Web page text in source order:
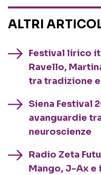
ALTRI
Festival lirico
Ravello,
tra tradizione
Siena Festival
avanguardie
neuroscienze
Radio Zeta
Mango, J-Ax e